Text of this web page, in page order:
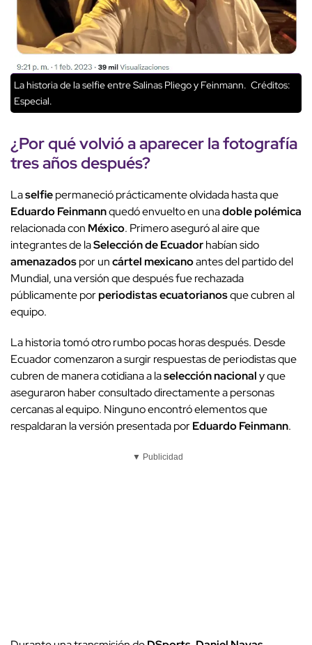
La historia de la selfie entre Salinas Pliego y Feinmann. Créditos:
Especial.
¿Por qué volvió a aparecer lafotografía
tres años después?
Laselfiepermaneció prácticamente olvidada hasta que
Eduardo Feinmannquedó envuelto en unadoble polémica
relacionada con México. Primero aseguró al aire que
integrantes de laSelección de Ecuadorhabían sido
amenazadospor uncártel mexicanoantes del partido del
Mundial, una versión que después fue rechazada
públicamente porperiodistas ecuatorianosque cubren al
equipo.
La historia tomó otro rumbo pocas horas después. Desde
Ecuador comenzaron a surgir respuestas de periodistas que
cubren de manera cotidiana a laselección nacionaly que
aseguraron haber consultado directamente a personas
cercanas al equipo. Ninguno encontró elementos que
respaldaran la versión presentada porEduardo Feinmann.
▼ Publicidad